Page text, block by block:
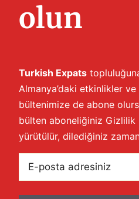
olun
Turkish Expats
Almanya’daki etkinlikler
bültenimize de abone
bülten aboneliğiniz Gizlilik
yürütülür, dilediğiniz
posta
adresiniz